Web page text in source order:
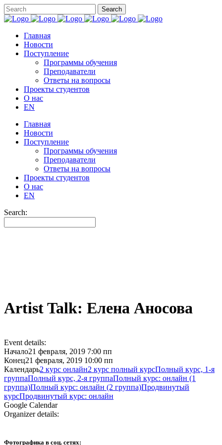
Главная
Новости
Поступление
Программы обучения
Преподаватели
Ответы на вопросы
Проекты студентов
О нас
EN
Главная
Новости
Поступление
Программы обучения
Преподаватели
Ответы на вопросы
Проекты студентов
О нас
EN
Search:
Artist Talk: Елена Аносова
Event details:
Начало21 февраля, 2019 7:00 пп
Конец21 февраля, 2019 10:00 пп
Календарь2 курс онлайн2 курс полный курсПолный курс, 1-я
группаПолный курс, 2-я группаПолный курс: онлайн (1
группа)Полный курс: онлайн (2 группа)Продвинутый
курсПродвинутый курс: онлайн
Google Calendar
Organizer details:
Фотографика в соц. сетях: